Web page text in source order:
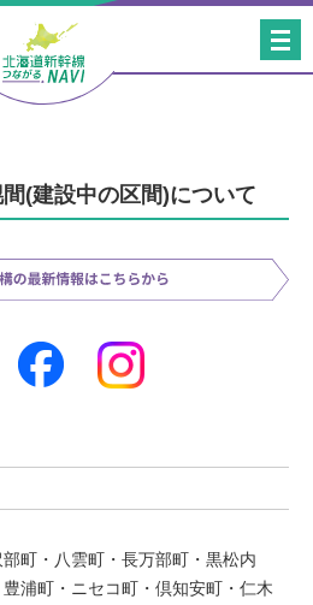
(建設中の区間)について
町・八雲町・長万部町・黒松内
浦町・ニセコ町・倶知安町・仁木